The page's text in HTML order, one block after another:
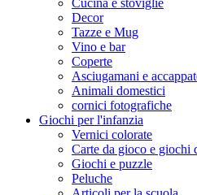
Decor
Tazze e Mug
Vino e bar
Coperte
Asciugamani e
Animali domestici
cornici fotografiche
Giochi per l'infanzia
Vernici colorate
Carte da gioco e giochi
Giochi e puzzle
Peluche